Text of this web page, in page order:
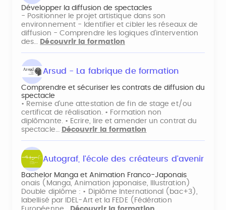
Développer la diffusion de spectacles
- Positionner le projet artistique dans son
environnement - Identifier et cibler les réseaux de
diffusion - Comprendre les logiques d’intervention
des… Découvrir la formation
Arsud - La fabrique de formation
Comprendre et sécuriser les contrats de diffusion du
spectacle
• Remise d’une attestation de fin de stage et/ou
certificat de réalisation. • Formation non
diplômante. • Ecrire, lire et amender un contrat du
spectacle…
Découvrir la formation
Autograf, l'école des créateurs d'avenir
Bachelor Manga et Animation Franco-Japonais
onais (Manga, Animation japonaise, Illustration)
Double diplôme : • Diplôme International (bac+3),
labellisé par IDEL-Art et la FEDE (Fédération